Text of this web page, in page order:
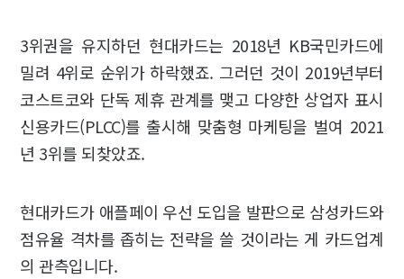
3위권을 유지하던 현대카드는 2018년 KB국민카드에
밀려 4위로 순위가 하락했죠. 그러던 것이 2019년부터
코스트코와 단독 제휴 관계를 맺고 다양한 상업자 표시
신용카드(PLCC)를 출시해 맞춤형 마케팅을 벌여 2021
년 3위를 되찾았죠.
현대카드가 애플페이 우선 도입을 발판으로 삼성카드와
점유율 격차를 좁히는 전략을 쓸 것이라는 게 카드업계
의 관측입니다.